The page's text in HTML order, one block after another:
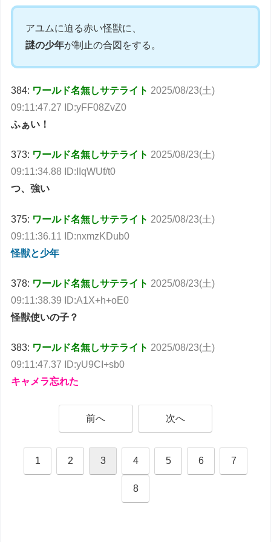
アユムに迫る赤い怪獣に、
謎の少年が制止の合図をする。
384: ワールド名無しサテライト 2025/08/23(土)
09:11:47.27 ID:yFF08ZvZ0
ふぁい！
373: ワールド名無しサテライト 2025/08/23(土)
09:11:34.88 ID:IIqWUf/t0
つ、強い
375: ワールド名無しサテライト 2025/08/23(土)
09:11:36.11 ID:nxmzKDub0
怪獣と少年
378: ワールド名無しサテライト 2025/08/23(土)
09:11:38.39 ID:A1X+h+oE0
怪獣使いの子？
383: ワールド名無しサテライト 2025/08/23(土)
09:11:47.37 ID:yU9CI+sb0
キャメラ忘れた
前へ 次へ
1 2 3 4 5 6 7
8